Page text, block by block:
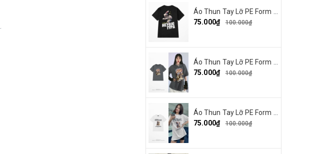
75.000₫
100.000₫
75.000₫
100.000₫
75.000₫
100.000₫